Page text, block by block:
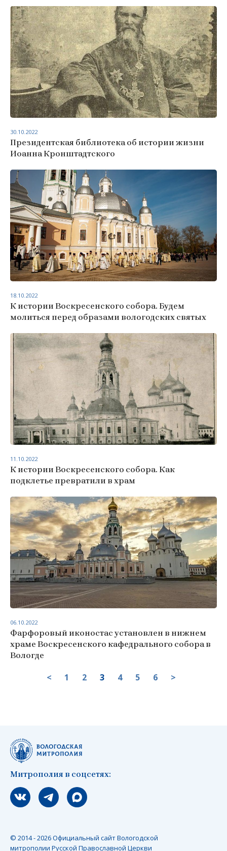
Президентская библиотека об истории жизни
Иоанна Кронштадтского
30.10.2022
К истории Воскресенского собора. Будем
молиться перед образами вологодских святых
18.10.2022
К истории Воскресенского собора. Как
подклетье превратили в храм
11.10.2022
Фарфоровый иконостас установлен в нижнем
храме Воскресенского кафедрального собора в
Вологде
06.10.2022
< 1 2 3 4 5 6 >
Митрополия в соцсетях:
Мы вконтакте
Мы в telegram
Мы в Макс
© 2014 - 2026 Официальный сайт Вологодской
митрополии Русской Православной Церкви